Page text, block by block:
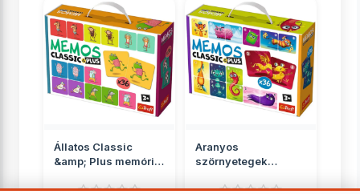
Állatos Classic
&amp; Plus memória
Aranyos
szörnyetegek
memória játék 36...